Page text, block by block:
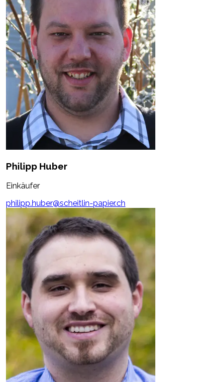
Philipp Huber
Einkäufer
philipp.huber@scheitlin-papier.ch